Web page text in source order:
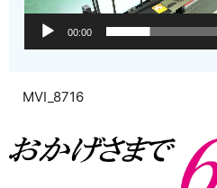
00:00
MVI_8716